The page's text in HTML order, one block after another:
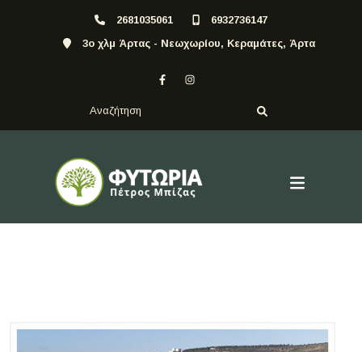
2681035061
6932736147
3ο χλμ Άρτας - Νεωχωρίου, Κεραμάτες, Άρτα